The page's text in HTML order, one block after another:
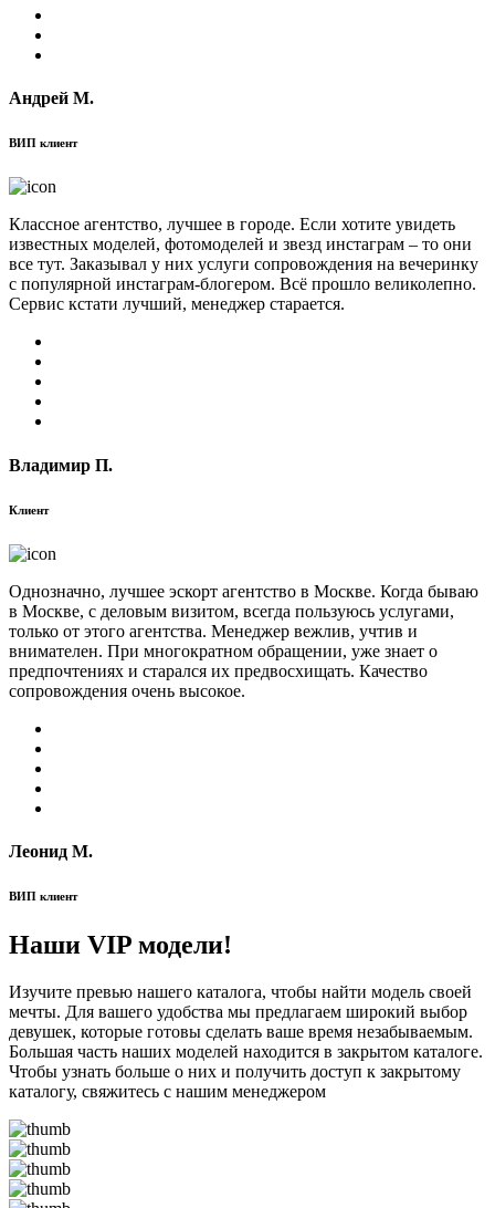
Андрей М.
ВИП клиент
Классное агентство, лучшее в городе. Если хотите увидеть
известных моделей, фотомоделей и звезд инстаграм – то они
все тут. Заказывал у них услуги сопровождения на вечеринку
с популярной инстаграм-блогером. Всё прошло великолепно.
Сервис кстати лучший, менеджер старается.
Владимир П.
Клиент
Однозначно, лучшее эскорт агентство в Москве. Когда бываю
в Москве, с деловым визитом, всегда пользуюсь услугами,
только от этого агентства. Менеджер вежлив, учтив и
внимателен. При многократном обращении, уже знает о
предпочтениях и старался их предвосхищать. Качество
сопровождения очень высокое.
Леонид М.
ВИП клиент
Наши VIP модели!
Изучите превью нашего каталога, чтобы найти модель своей
мечты. Для вашего удобства мы предлагаем широкий выбор
девушек, которые готовы сделать ваше время незабываемым.
Большая часть наших моделей находится в закрытом каталоге.
Чтобы узнать больше о них и получить доступ к закрытому
каталогу, свяжитесь с нашим менеджером